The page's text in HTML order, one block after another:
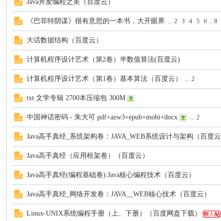
Java并发编程之美（百度云）
《巴菲特阴谋》很有意思的一本书，大开眼界 ... 2 3 4 5 6 .. 8
大话数据结构（百度云）
计算机程序设计艺术（第2卷）半数值算法(百度云)
计算机程序设计艺术（第1卷）基本算法（百度云） ... 2
txt 文学专辑 2700本压缩包 300M
中国神话密码 - 朱大可 pdf+azw3+epub+mobi+docx ... 2
Java高手真经_系统架构卷：JAVA_WEB系统设计与架构（百度
Java高手真经（应用框架卷）（百度云）
Java高手真经(编程基础卷):Java核心编程技术（百度云）
Java高手真经_网络开发卷：JAVA__WEB核心技术（百度云）
Linux-UNIX系统编程手册（上、下册）（百度网盘下载）